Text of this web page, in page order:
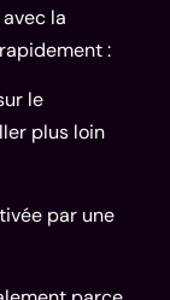
la
:
le
plus loin
par une